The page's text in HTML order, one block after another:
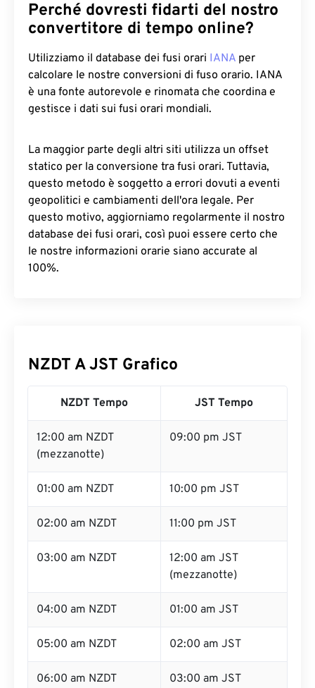
Perché dovresti fidarti del nostro
convertitore di tempo online?
Utilizziamo il database dei fusi orari IANA per
calcolare le nostre conversioni di fuso orario. IANA
è una fonte autorevole e rinomata che coordina e
gestisce i dati sui fusi orari mondiali.
La maggior parte degli altri siti utilizza un offset
statico per la conversione tra fusi orari. Tuttavia,
questo metodo è soggetto a errori dovuti a eventi
geopolitici e cambiamenti dell'ora legale. Per
questo motivo, aggiorniamo regolarmente il nostro
database dei fusi orari, così puoi essere certo che
le nostre informazioni orarie siano accurate al
100%.
NZDT A JST Grafico
NZDT Tempo JST Tempo
12:00 am NZDT
(mezzanotte)
09:00 pm JST
01:00 am NZDT 10:00 pm JST
02:00 am NZDT 11:00 pm JST
03:00 am NZDT
12:00 am JST
(mezzanotte)
04:00 am NZDT 01:00 am JST
05:00 am NZDT 02:00 am JST
06:00 am NZDT 03:00 am JST